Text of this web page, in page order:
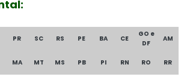
PR SC RS PE BA CE
GO e
DF
AM
MA MT MS PB PI RN RO RR